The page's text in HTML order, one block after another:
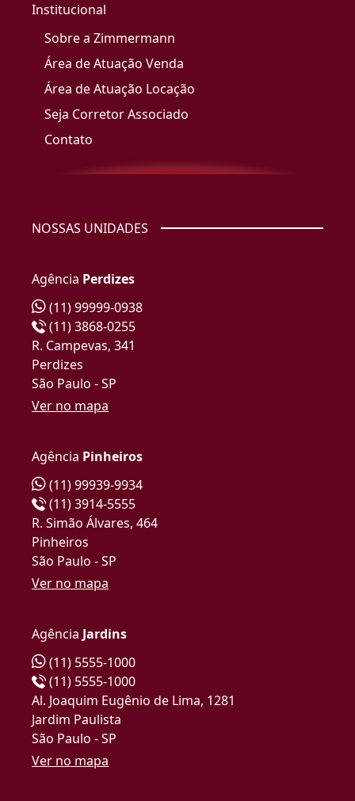
Institucional
Sobre a Zimmermann
Área de Atuação Venda
Área de Atuação Locação
Seja Corretor Associado
Contato
NOSSAS UNIDADES
Agência Perdizes
(11) 99999-0938
(11) 3868-0255
R. Campevas, 341
Perdizes
São Paulo - SP
Ver no mapa
Agência Pinheiros
(11) 99939-9934
(11) 3914-5555
R. Simão Álvares, 464
Pinheiros
São Paulo - SP
Ver no mapa
Agência Jardins
(11) 5555-1000
(11) 5555-1000
Al. Joaquim Eugênio de Lima, 1281
Jardim Paulista
São Paulo - SP
Ver no mapa